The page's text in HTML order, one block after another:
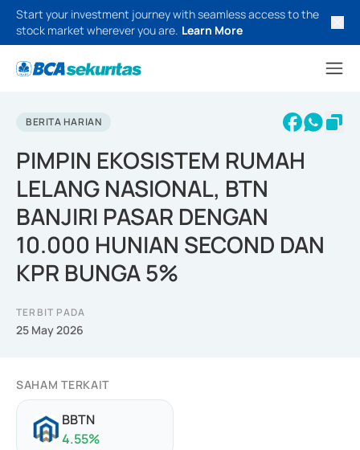
Start your investment journey with seamless access to the
stock market wherever you are. Learn More
BERITA HARIAN
PIMPIN EKOSISTEM RUMAH
LELANG NASIONAL, BTN
BANJIRI PASAR DENGAN
10.000 HUNIAN SECOND DAN
KPR BUNGA 5%
TERBIT PADA
25 May 2026
SAHAM TERKAIT
BBTN
4.55%